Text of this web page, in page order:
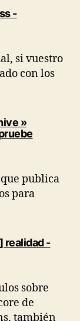
-
si vuestro
con los
»
publica
para
realidad -
sobre
de
también